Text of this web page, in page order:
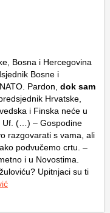
Bosna i Hercegovina
Bosne i
Pardon, dok sam
Hrvatske,
i Finska neće u
Uf. (…) – Gospodine
razgovarati s vama, ali
podvučemo crtu. –
i u Novostima.
Upitnjaci su ti